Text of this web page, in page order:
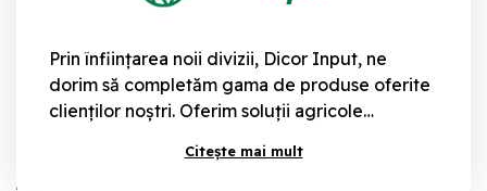
Prin înființarea noii divizii, Dicor Input, ne
dorim să completăm gama de produse oferite
clienților noștri. Oferim soluții agricole
îmbunătății producția fermierilor într-un mod
Citește mai mult